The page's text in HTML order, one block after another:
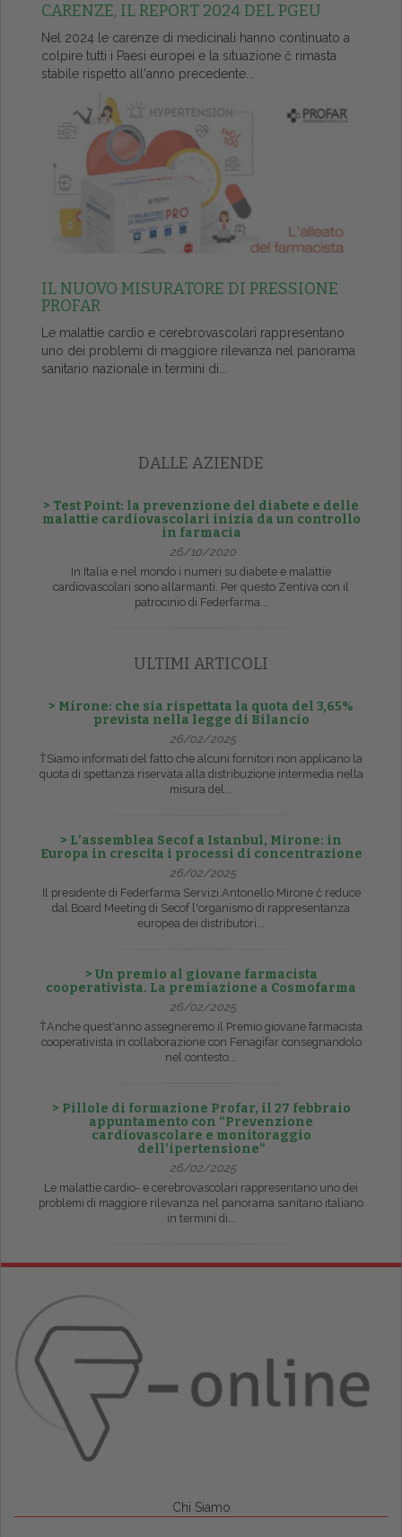
CARENZE, IL REPORT 2024 DEL PGEU
Nel 2024 le carenze di medicinali hanno continuato a
colpire tutti i Paesi europei e la situazione č rimasta
stabile rispetto all'anno precedente...
IL NUOVO MISURATORE DI PRESSIONE
PROFAR
Le malattie cardio e cerebrovascolari rappresentano
uno dei problemi di maggiore rilevanza nel panorama
sanitario nazionale in termini di...
DALLE AZIENDE
> Test Point: la prevenzione del diabete e delle
malattie cardiovascolari inizia da un controllo
in farmacia
26/10/2020
In Italia e nel mondo i numeri su diabete e malattie
cardiovascolari sono allarmanti. Per questo Zentiva con il
patrocinio di Federfarma...
ULTIMI ARTICOLI
> Mirone: che sia rispettata la quota del 3,65%
prevista nella legge di Bilancio
26/02/2025
ŤSiamo informati del fatto che alcuni fornitori non applicano la
quota di spettanza riservata alla distribuzione intermedia nella
misura del...
> L’assemblea Secof a Istanbul, Mirone: in
Europa in crescita i processi di concentrazione
26/02/2025
Il presidente di Federfarma Servizi Antonello Mirone č reduce
dal Board Meeting di Secof l'organismo di rappresentanza
europea dei distributori...
> Un premio al giovane farmacista
cooperativista. La premiazione a Cosmofarma
26/02/2025
ŤAnche quest'anno assegneremo il Premio giovane farmacista
cooperativista in collaborazione con Fenagifar consegnandolo
nel contesto...
> Pillole di formazione Profar, il 27 febbraio
appuntamento con “Prevenzione
cardiovascolare e monitoraggio
dell’ipertensione”
26/02/2025
Le malattie cardio- e cerebrovascolari rappresentano uno dei
problemi di maggiore rilevanza nel panorama sanitario italiano
in termini di...
Chi Siamo